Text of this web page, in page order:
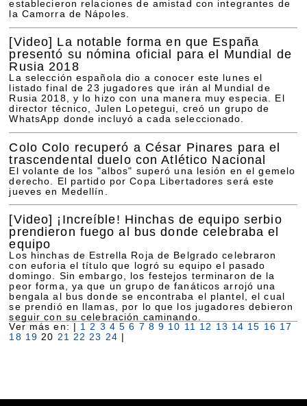
establecieron relaciones de amistad con integrantes de
la Camorra de Nápoles.
[Video] La notable forma en que España
presentó su nómina oficial para el Mundial de
Rusia 2018
La selección española dio a conocer este lunes el
listado final de 23 jugadores que irán al Mundial de
Rusia 2018, y lo hizo con una manera muy especia. El
director técnico, Julen Lopetegui, creó un grupo de
WhatsApp donde incluyó a cada seleccionado.
Colo Colo recuperó a César Pinares para el
trascendental duelo con Atlético Nacional
El volante de los "albos" superó una lesión en el gemelo
derecho. El partido por Copa Libertadores será este
jueves en Medellín.
[Video] ¡Increíble! Hinchas de equipo serbio
prendieron fuego al bus donde celebraba el
equipo
Los hinchas de Estrella Roja de Belgrado celebraron
con euforia el título que logró su equipo el pasado
domingo. Sin embargo, los festejos terminaron de la
peor forma, ya que un grupo de fanáticos arrojó una
bengala al bus donde se encontraba el plantel, el cual
se prendió en llamas, por lo que los jugadores debieron
seguir con su celebración caminando.
Ver más en: | 1 2 3 4 5 6 7 8 9 10 11 12 13 14 15 16 17
18 19 20 21 22 23 24